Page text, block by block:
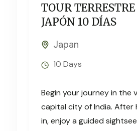
TOUR TERRESTRE
JAPÓN 10 DÍAS
Japan
10 Days
Begin your journey in the
capital city of India. After
in, enjoy a guided